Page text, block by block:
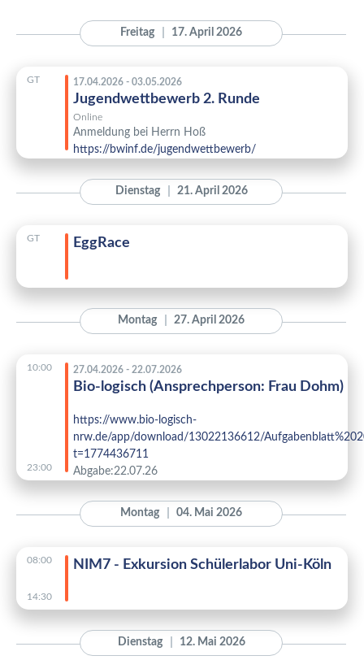
Freitag 17. April 2026
GT 17.04.2026 - 03.05.2026
Jugendwettbewerb 2. Runde
Online
Anmeldung bei Herrn Hoß
https://bwinf.de/jugendwettbewerb/
Dienstag 21. April 2026
GT EggRace
Montag 27. April 2026
10:00
23:00
27.04.2026 - 22.07.2026
Bio-logisch (Ansprechperson: Frau Dohm)
https://www.bio-logisch-
nrw.de/app/download/13022136612/
t=1774436711
Abgabe:22.07.26
Montag 04. Mai 2026
08:00
14:30
NIM7 - Exkursion Schülerlabor Uni-Köln
Dienstag 12. Mai 2026